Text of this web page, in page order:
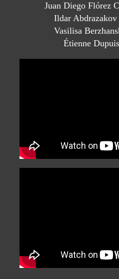
Juan Diego Flórez
Ildar
Vasilisa
Étienne